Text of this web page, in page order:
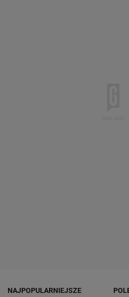
NAJPOPULARNIEJSZE